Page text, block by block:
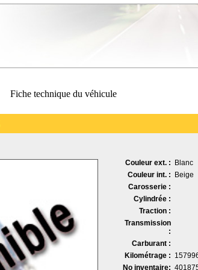
Fiche technique du véhicule
Couleur ext. :
Blanc
Couleur int. :
Beige
Carosserie :
Cylindrée :
Traction :
Transmission
:
Carburant :
Kilométrage :
No inventaire: